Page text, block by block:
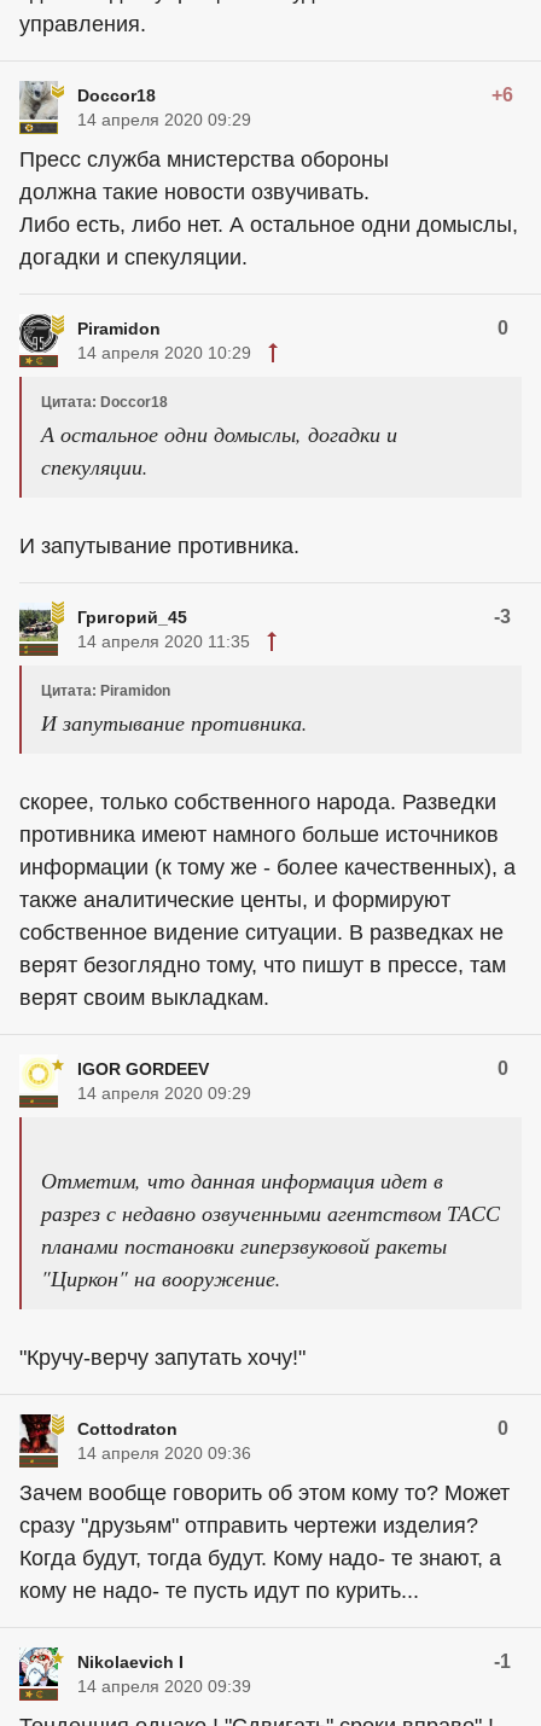
управления.
Doccor18 +6
14 апреля 2020 09:29
Пресс служба мнистерства обороны
должна такие новости озвучивать.
Либо есть, либо нет. А остальное одни домыслы,
догадки и спекуляции.
Piramidon 0
14 апреля 2020 10:29
Цитата: Doccor18
А остальное одни домыслы, догадки и
спекуляции.
И запутывание противника.
Григорий_45 -3
14 апреля 2020 11:35
Цитата: Piramidon
И запутывание противника.
скорее, только собственного народа. Разведки
противника имеют намного больше источников
информации (к тому же - более качественных), а
также аналитические центы, и формируют
собственное видение ситуации. В разведках не
верят безоглядно тому, что пишут в прессе, там
верят своим выкладкам.
IGOR GORDEEV 0
14 апреля 2020 09:29
Отметим, что данная информация идет в
разрез с недавно озвученными агентством ТАСС
планами постановки гиперзвуковой ракеты
"Циркон" на вооружение.
"Кручу-верчу запутать хочу!"
Cottodraton 0
14 апреля 2020 09:36
Зачем вообще говорить об этом кому то? Может
сразу "друзьям" отправить чертежи изделия?
Когда будут, тогда будут. Кому надо- те знают, а
кому не надо- те пусть идут по курить...
Nikolaevich I -1
14 апреля 2020 09:39